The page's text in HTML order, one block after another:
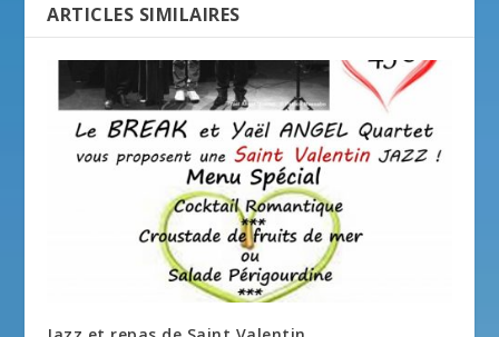
ARTICLES SIMILAIRES